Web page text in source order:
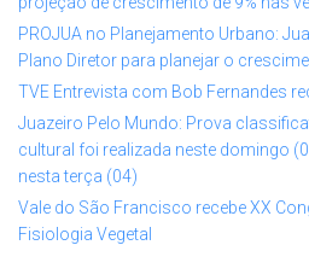
PROJUA no Planejamento Urbano:
Plano Diretor para planejar o
TVE Entrevista com Bob Fernandes
Juazeiro Pelo Mundo: Prova
cultural foi realizada neste domingo
nesta terça (04)
Vale do São Francisco recebe XX
Fisiologia Vegetal